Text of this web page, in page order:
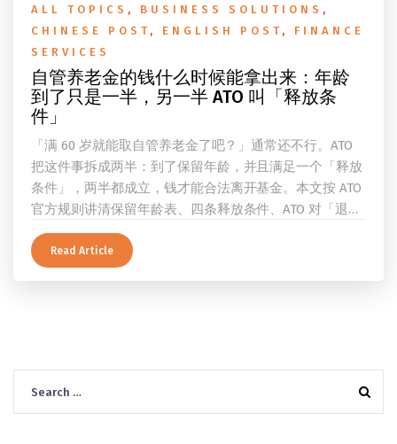
ALL TOPICS , BUSINESS SOLUTIONS ,
CHINESE POST , ENGLISH POST , FINANCE
SERVICES
自管养老金的钱什么时候能拿出来：年龄
到了只是一半，另一半 ATO 叫「释放条
件」
「满 60 岁就能取自管养老金了吧？」通常还不行。ATO
把这件事拆成两半：到了保留年龄，并且满足一个「释放
条件」，两半都成立，钱才能合法离开基金。本文按 ATO
官方规则讲清保留年龄表、四条释放条件、ATO 对「退
休」的两档定义、一次性提取与养老金流的差别、60 岁
及以上的预扣税率，以及提前取钱在成员端与受托人端各
Read Article
for: